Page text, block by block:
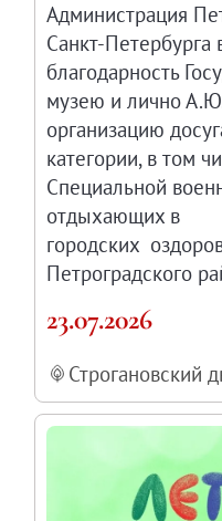
Администрация
Санкт-
благодарность
музею и лично
организацию
категории, в том
Специальной
отдыхающих в
городских
Петроградского
23.07.2026
Строгановский